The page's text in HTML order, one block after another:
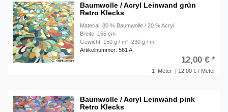
Baumwolle / Acryl Leinwand grün
Retro Klecks
Material: 80 % Baumwolle / 20 % Acryl
Breite: 155 cm
Gewicht: 150 g / m²; 230 g / m
Artikelnummer: 561 A
1 Meter | 12,00 € / Meter
12,00 € *
Baumwolle / Acryl Leinwand pink
Retro Klecks